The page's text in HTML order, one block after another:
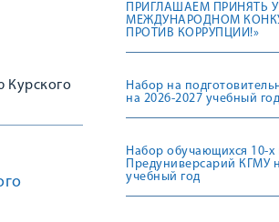
Курского
ПРИГЛАШАЕМ ПРИНЯТЬ
МЕЖДУНАРОДНОМ
ПРОТИВ КОРРУПЦИИ!»
Набор на
на 2026-2027 учебный год
Набор обучающихся 10-х
Предуниверсарий КГМУ
учебный год